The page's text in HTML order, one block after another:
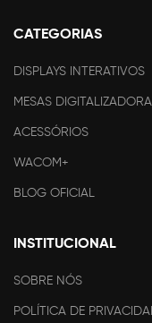
CATEGORIAS
DISPLAYS INTERATIVOS
MESAS
ACESSÓRIOS
WACOM+
BLOG OFICIAL
INSTITUCIONAL
SOBRE NÓS
POLÍTICA DE